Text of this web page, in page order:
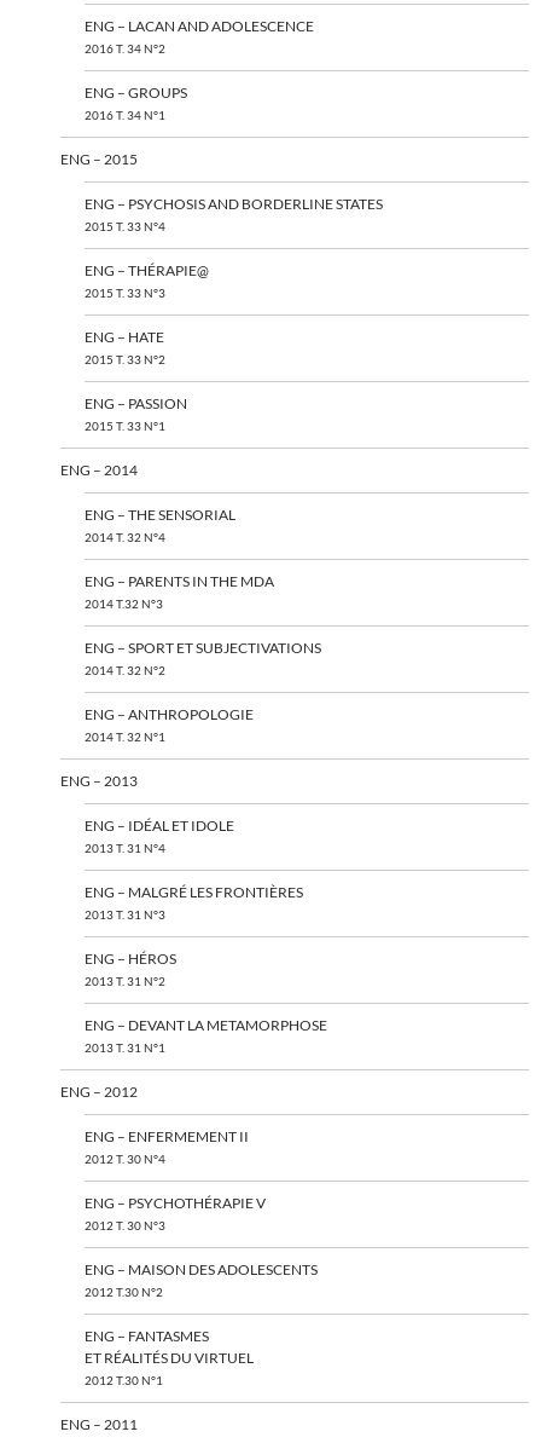
ENG – LACAN AND ADOLESCENCE
2016 T. 34 N°2
ENG – GROUPS
2016 T. 34 N°1
ENG – 2015
ENG – PSYCHOSIS AND BORDERLINE STATES
2015 T. 33 N°4
ENG – THÉRAPIE@
2015 T. 33 N°3
ENG – HATE
2015 T. 33 N°2
ENG – PASSION
2015 T. 33 N°1
ENG – 2014
ENG – THE SENSORIAL
2014 T. 32 N°4
ENG – PARENTS IN THE MDA
2014 T.32 N°3
ENG – SPORT ET SUBJECTIVATIONS
2014 T. 32 N°2
ENG – ANTHROPOLOGIE
2014 T. 32 N°1
ENG – 2013
ENG – IDÉAL ET IDOLE
2013 T. 31 N°4
ENG – MALGRÉ LES FRONTIÈRES
2013 T. 31 N°3
ENG – HÉROS
2013 T. 31 N°2
ENG – DEVANT LA METAMORPHOSE
2013 T. 31 N°1
ENG – 2012
ENG – ENFERMEMENT II
2012 T. 30 N°4
ENG – PSYCHOTHÉRAPIE V
2012 T. 30 N°3
ENG – MAISON DES ADOLESCENTS
2012 T.30 N°2
ENG – FANTASMES
ET RÉALITÉS DU VIRTUEL
2012 T.30 N°1
ENG – 2011